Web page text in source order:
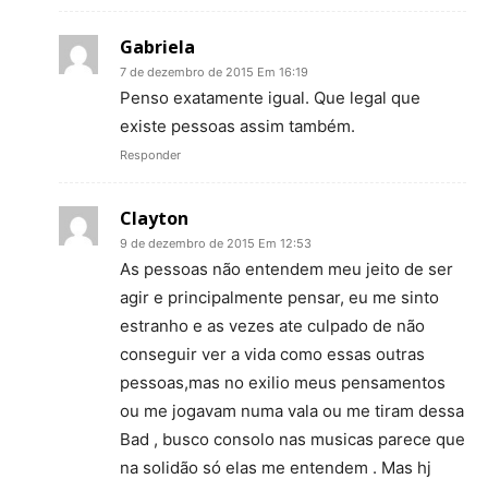
Gabriela
7 de dezembro de 2015 Em 16:19
Penso exatamente igual. Que legal que
existe pessoas assim também.
Responder
Clayton
9 de dezembro de 2015 Em 12:53
As pessoas não entendem meu jeito de ser
agir e principalmente pensar, eu me sinto
estranho e as vezes ate culpado de não
conseguir ver a vida como essas outras
pessoas,mas no exilio meus pensamentos
ou me jogavam numa vala ou me tiram dessa
Bad , busco consolo nas musicas parece que
na solidão só elas me entendem . Mas hj